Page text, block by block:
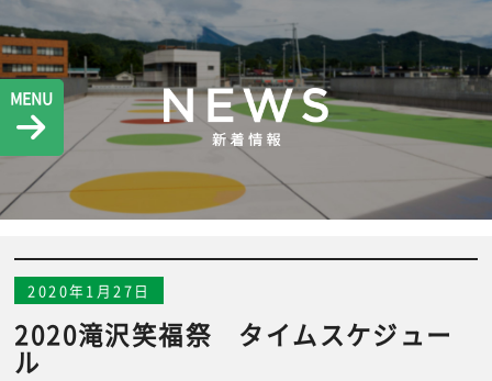
MENU
2020年1月27日
2020滝沢笑福祭 タイムスケジュー
ル